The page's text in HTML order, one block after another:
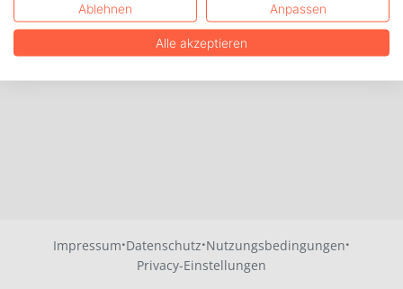
Impressum·Datenschutz·Nutzungsbedingungen·
Privacy-Einstellungen
Ablehnen Anpassen
Alle akzeptieren